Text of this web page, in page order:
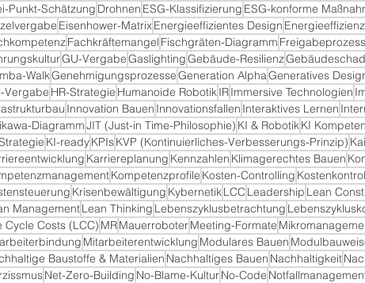
Beiträge
Beiträge
Punkt-Schätzung Drohnen ESG-Klassifizierung ESG-konforme
Eisenhower-MatrixEnergieeffizientes Design Energieeffizienz
Fachkräftemangel Fischgräten-Diagramm Freigabeprozess
GU-VergabeGaslightingGebäude-Resilienz
WalkGenehmigungsprozesseGeneration AlphaGeneratives
Vergabe HR-Strategie Humanoide RobotikIRImmersive Technologien
Innovation Bauen Innovationsfallen Interaktives Lernen
DiagrammJIT (Just-in Time-Philosophie) KI & RobotikKI
KI-readyKPIsKVP (Kontinuierliches-Verbesserungs-Prinzip)
Karriereplanung Kennzahlen Klimagerechtes Bauen
Kompetenzprofile Kosten-Controlling
Krisenbewältigung KybernetikLCC Leadership Lean
ManagementLean Thinking Lebenszyklusbetrachtung
Cycle Costs (LCC) MRMauerroboterMeeting-Formate
Mitarbeiterentwicklung Modulares Bauen
Baustoffe & Materialien Nachhaltiges Bauen Nachhaltigkeit
Net-Zero-Building No-Blame-KulturNo-Code